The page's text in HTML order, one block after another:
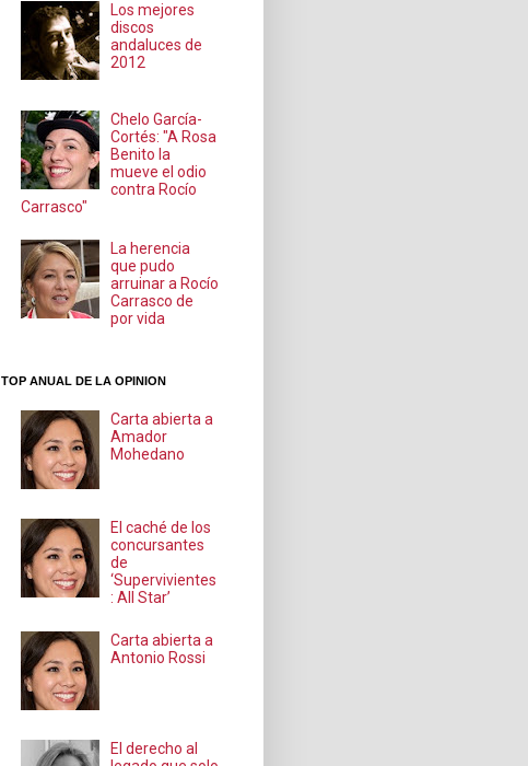
Los mejores
discos
andaluces de
2012
Chelo García-
Cortés: "A Rosa
Benito la
mueve el odio
contra Rocío
Carrasco"
La herencia
que pudo
arruinar a Rocío
Carrasco de
por vida
TOP ANUAL DE LA OPINION
Carta abierta a
Amador
Mohedano
El caché de los
concursantes
de
‘Supervivientes
: All Star’
Carta abierta a
Antonio Rossi
El derecho al